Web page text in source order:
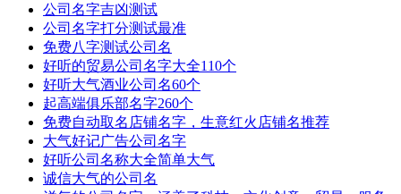
公司名字吉凶测试
公司名字打分测试最准
免费八字测试公司名
好听的贸易公司名字大全110个
好听大气酒业公司名60个
起高端俱乐部名字260个
免费自动取名店铺名字，生意红火店铺名推荐
大气好记广告公司名字
好听公司名称大全简单大气
诚信大气的公司名